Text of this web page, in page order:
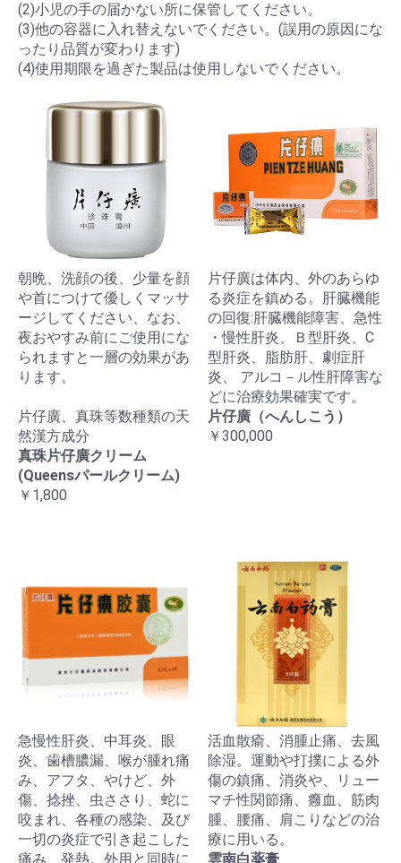
(2)小児の手の届かない所に保管してください。
(3)他の容器に入れ替えないでください。(誤用の原因にな
ったり品質が変わります)
(4)使用期限を過ぎた製品は使用しないでください。
朝晩、洗顔の後、少量を顔
や首につけて優しくマッサ
ージしてください、なお、
夜おやすみ前にご使用にな
られますと一層の効果があ
ります。
片仔廣、真珠等数種類の天
然漢方成分
真珠片仔廣クリーム
(Queensパールクリーム)
￥1,800
片仔廣は体内、外のあらゆ
る炎症を鎮める。肝臓機能
の回復:肝臓機能障害、急性
・慢性肝炎、Ｂ型肝炎、C
型肝炎、脂肪肝、劇症肝
炎、 アルコ－ル性肝障害な
どに治療効果確実です。
片仔廣（へんしこう）
￥300,000
急慢性肝炎、中耳炎、眼
炎、歯槽膿漏、喉が腫れ痛
み、アフタ、やけど、外
傷、捻挫、虫ささり、蛇に
咬まれ、各種の感染、及び
一切の炎症で引き起こした
痛み、発熱。外用と同時に
活血散瘉、消腫止痛、去風
除湿。運動や打撲による外
傷の鎮痛、消炎や、リュー
マチ性関節痛、癰血、筋肉
腫、腰痛、肩こりなどの治
療に用いる。
雲南白薬膏